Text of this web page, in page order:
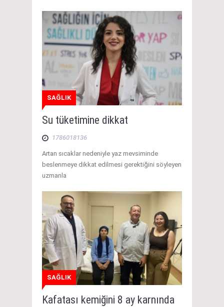
SAĞLIK
Su tüketimine dikkat
1786018136
Artan sıcaklar nedeniyle yaz mevsiminde
beslenmeye dikkat edilmesi gerektiğini söyleyen
uzmanla
SAĞLIK
Kafatası kemiğini 8 ay karnında